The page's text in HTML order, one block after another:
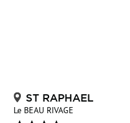
ST RAPHAEL
Le BEAU RIVAGE